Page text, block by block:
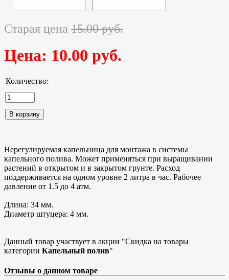
Старая цена 15.00 руб.
Цена: 10.00 руб.
Количество:
Нерегулируемая капельница для монтажа в системы
капельного полива. Может применяться при выращивании
растений в открытом и в закрытом грунте. Расход
поддерживается на одном уровне 2 литра в час. Рабочее
давление от 1.5 до 4 атм.
Длина: 34 мм.
Диаметр штуцера: 4 мм.
Данный товар участвует в акции "Скидка на товары
категории Капельный полив"
Отзывы о данном товаре